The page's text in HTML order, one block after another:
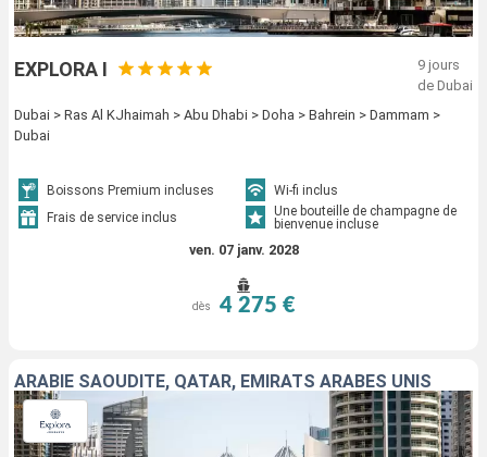
EXPLORA I
9 jours
de Dubai
Dubai > Ras Al KJhaimah > Abu Dhabi > Doha > Bahrein > Dammam >
Dubai
Boissons Premium incluses
Wi-fi inclus
Frais de service inclus
Une bouteille de champagne de
bienvenue incluse
ven. 07 janv. 2028
dès 4 275 €
ARABIE SAOUDITE, QATAR, EMIRATS ARABES UNIS